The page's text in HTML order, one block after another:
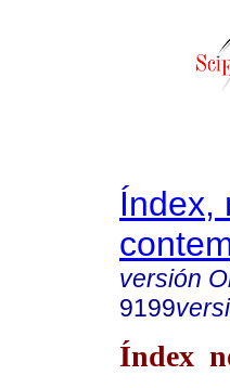
Índex,
versión
9199
Índex